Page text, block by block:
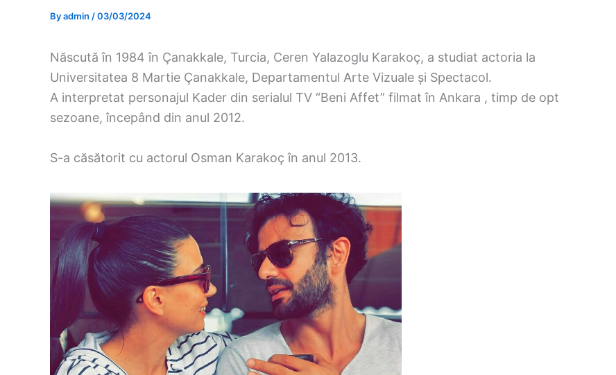
Byadmin /03/03/2024
Născută în 1984 în Çanakkale, Turcia, Ceren Yalazoglu Karakoç, a studiat actoria la
Universitatea 8 Martie Çanakkale, Departamentul Arte Vizuale și Spectacol.
A interpretat personajul Kader din serialul TV “Beni Affet” filmat în Ankara , timp de opt
sezoane, începând din anul 2012.
S-a căsătorit cu actorul Osman Karakoç în anul 2013.